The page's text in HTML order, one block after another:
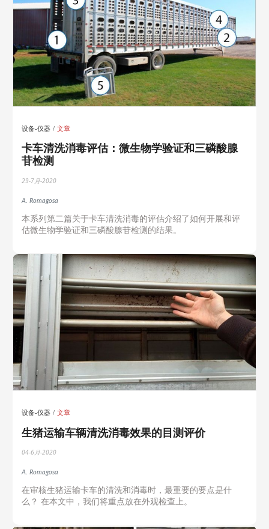
设备-仪器 文章
卡车清洗消毒评估：微生物学验证和三磷酸腺
苷检测
29-7月-2020
A. Romagosa
本系列第二篇关于卡车清洗消毒的评估介绍了如何开展和评
估微生物学验证和三磷酸腺苷检测的结果。
设备-仪器 文章
生猪运输车辆清洗消毒效果的目测评价
04-6月-2020
A. Romagosa
在审核生猪运输卡车的清洗和消毒时，最重要的要点是什
么？ 在本文中，我们将重点放在外观检查上。